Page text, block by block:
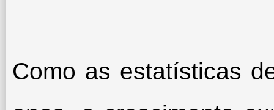
Como as estatísticas